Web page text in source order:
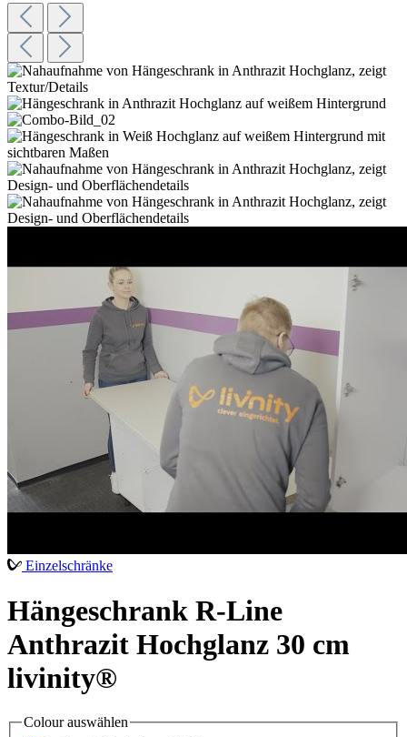
Einzelschränke
Hängeschrank R-Line
Anthrazit Hochglanz 30 cm
livinity®
Colourauswählen